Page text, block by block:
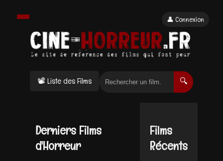
📽 Liste des Films 🔍
👤 Connexion
Derniers Films
d'Horreur
Films
Récents